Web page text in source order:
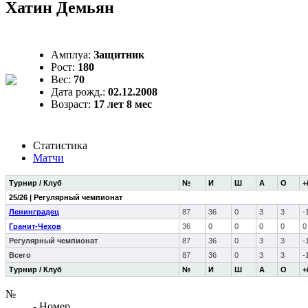
Хатин Демьян
Амплуа: Защитник
Рост: 180
Вес: 70
Дата рожд.: 02.12.2008
Возраст: 17 лет 8 мес
Статистика
Матчи
Турнир / Клуб № И Ш А О
Турнир / Клуб № И Ш А О
25/26 | Регулярный чемпионат
Ленинградец
87 36 0 3 3
-
Гранит-Чехов
36 0 0 0 0
0
Регулярный чемпионат
87 36 0 3 3
-
Всего
87 36 0 3 3 -
№